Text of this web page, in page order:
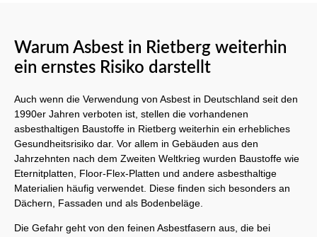
Warum Asbest in Rietberg weiterhin
ein ernstes Risiko darstellt
Auch wenn die Verwendung von Asbest in Deutschland seit den
1990er Jahren verboten ist, stellen die vorhandenen
asbesthaltigen Baustoffe in Rietberg weiterhin ein erhebliches
Gesundheitsrisiko dar. Vor allem in Gebäuden aus den
Jahrzehnten nach dem Zweiten Weltkrieg wurden Baustoffe wie
Eternitplatten, Floor-Flex-Platten und andere asbesthaltige
Materialien häufig verwendet. Diese finden sich besonders an
Dächern, Fassaden und als Bodenbeläge.
Die Gefahr geht von den feinen Asbestfasern aus, die bei